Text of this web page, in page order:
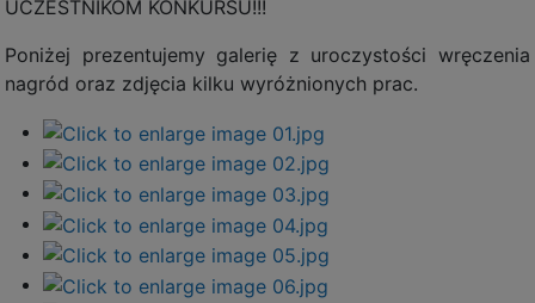
UCZESTNIKOM KONKURSU!!!
Poniżej prezentujemy galerię z uroczystości wręczenia
nagród oraz zdjęcia kilku wyróżnionych prac.